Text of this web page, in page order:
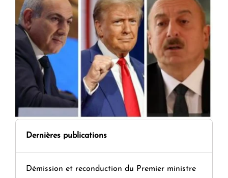
Dernières publications
Démission et reconduction du Premier ministre